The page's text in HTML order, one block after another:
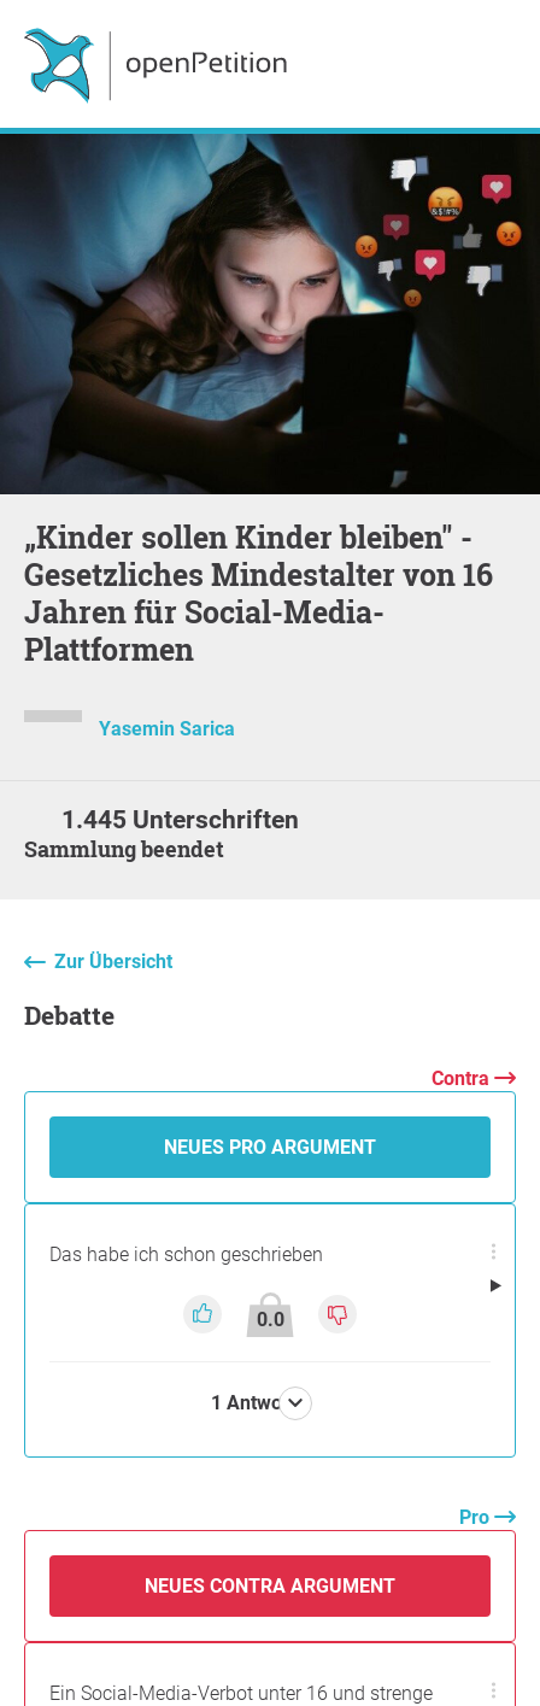
„Kinder sollen Kinder bleiben" -
Gesetzliches Mindestalter von 16
Jahren für Social-Media-
Plattformen
Yasemin Sarica
1.445 Unterschriften
Sammlung beendet
Zur Übersicht
Debatte
Contra
NEUES PRO ARGUMENT
Das habe ich schon geschrieben
0.0
1 Antwort
Pro
NEUES CONTRA ARGUMENT
Ein Social-Media-Verbot unter 16 und strenge